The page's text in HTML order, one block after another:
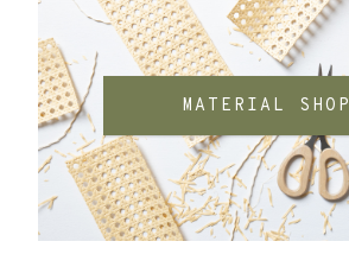
MATERIAL SHOP